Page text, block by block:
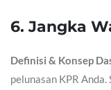
6. Jangka
Definisi & Konsep
pelunasan KPR